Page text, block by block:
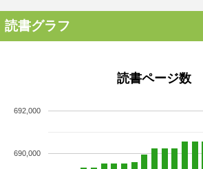
読書グラフ
読書ページ数
690,000
692,000